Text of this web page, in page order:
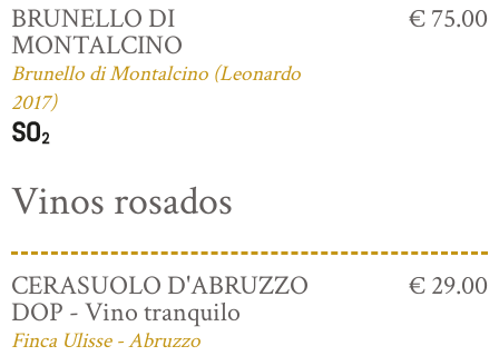
BRUNELLO DI
MONTALCINO
Brunello di Montalcino (Leonardo
2017)
€ 75.00
Vinos rosados
CERASUOLO D'ABRUZZO
DOP - Vino tranquilo
Finca Ulisse - Abruzzo
€ 29.00